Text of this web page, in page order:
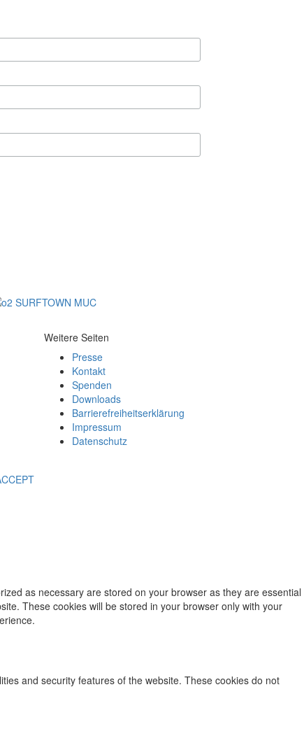
Weitere Seiten
Presse
Kontakt
Spenden
Downloads
Barrierefreiheitserklärung
Impressum
Datenschutz
as necessary are stored on your browser as they are essential
These cookies will be stored in your browser only with your
and security features of the website. These cookies do not